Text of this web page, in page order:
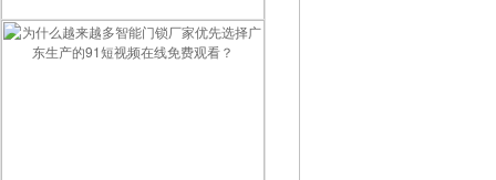
优质的91短视频在线免费观看厂家有哪些？